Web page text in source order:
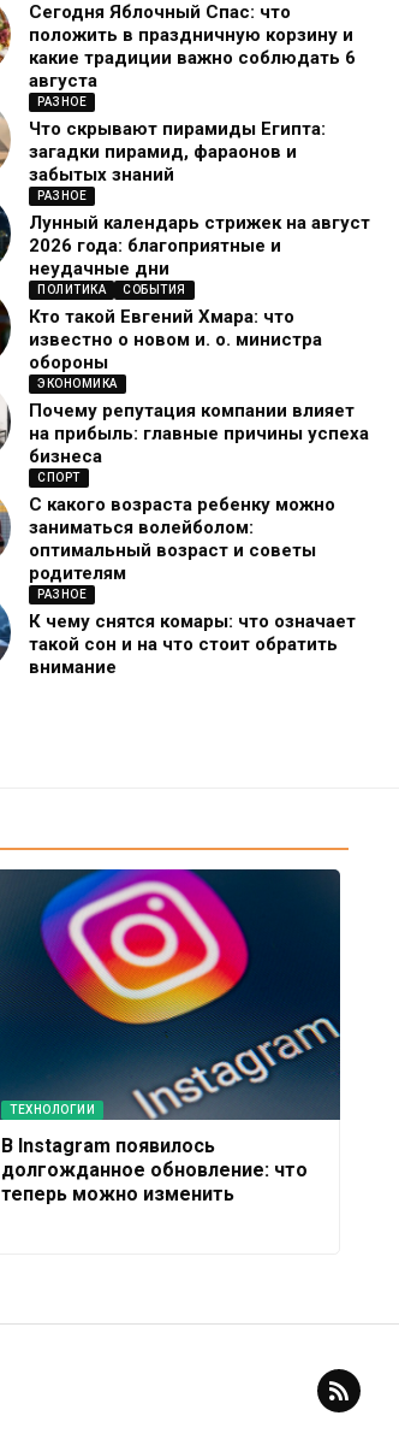
Сегодня Яблочный Спас: что
положить в праздничную корзину и
какие традиции важно соблюдать 6
августа
РАЗНОЕ
Что скрывают пирамиды Египта:
загадки пирамид, фараонов и
забытых знаний
РАЗНОЕ
Лунный календарь стрижек на август
2026 года: благоприятные и
неудачные дни
ПОЛИТИКА СОБЫТИЯ
Кто такой Евгений Хмара: что
известно о новом и. о. министра
обороны
ЭКОНОМИКА
Почему репутация компании влияет
на прибыль: главные причины успеха
бизнеса
СПОРТ
С какого возраста ребенку можно
заниматься волейболом:
оптимальный возраст и советы
родителям
РАЗНОЕ
К чему снятся комары: что означает
такой сон и на что стоит обратить
внимание
ТЕХНОЛОГИИ
В Instagram появилось
долгожданное обновление: что
теперь можно изменить